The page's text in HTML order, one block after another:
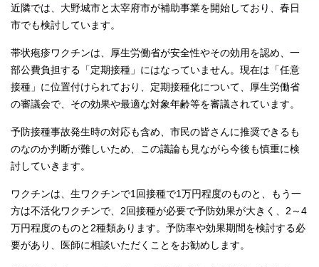
近隣では、大野城市と太宰府市が補助事業を開始しており、春日
市でも検討しています。
帯状疱疹ワクチンは、厚生労働省が安全性やその効用を認め、一
部公費負担する「定期接種」にはなっていません。現在は「任意
接種」に位置付けられており、定期接種化について、厚生労働省
の審議会で、その効果や最適な対象年齢等を審議されています。
予防接種事故発生時の対応も含め、市民の皆さんに推奨できるも
のなのか判断が難しいため、この議論も見ながら今後も慎重に検
討していきます。
ワクチンは、生ワクチンで1回接種で1万円程度のものと、もう一
方は不活化ワクチンで、2回接種が必要で予防効果が大きく、2～4
万円程度のものと2種類あります。予防率や効果期間を検討する必
要があり、医師に相談いただくことをお勧めします。